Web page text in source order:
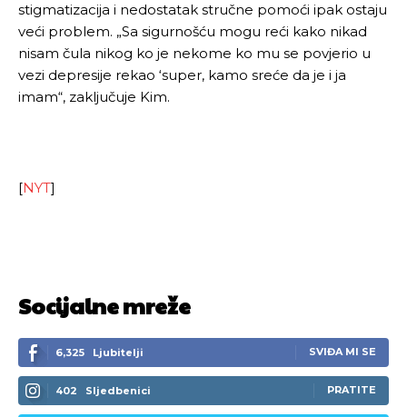
stigmatizacija i nedostatak stručne pomoći ipak ostaju
veći problem. „Sa sigurnošću mogu reći kako nikad
nisam čula nikog ko je nekome ko mu se povjerio u
vezi depresije rekao ‘super, kamo sreće da je i ja
imam“, zaključuje Kim.
[NYT]
Socijalne mreže
6,325 Ljubitelji SVIĐA MI SE
402 Sljedbenici PRATITE